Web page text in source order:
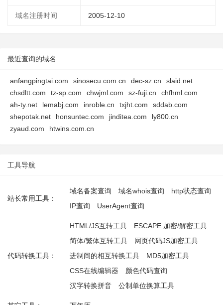
域名注册时间 2005-12-10
最近查询的域名
anfangpingtai.com sinosecu.com.cn dec-sz.cn
slaid.net
chsdltt.com
tz-sp.com chwjml.com sz-fuji.cn
chfhml.com
ah-ty.net
lemabj.com inroble.cn txjht.com
sddab.com
shepotak.net
honsuntec.com jinditea.com
ly800.cn
zyaud.com
htwins.com.cn
工具导航
站长常用工具：
域名备案查询 域名whois查询
http状态查询
IP查询
UserAgent查询
代码转换工具：
HTML/JS互转工具
ESCAPE 加密/解密工具
简体/繁体互转工具
网页代码JS加密工具
进制间的相互转换工具
MD5加密工具
CSS在线编辑器
颜色代码查询
汉字转换拼音
公制单位换算工具